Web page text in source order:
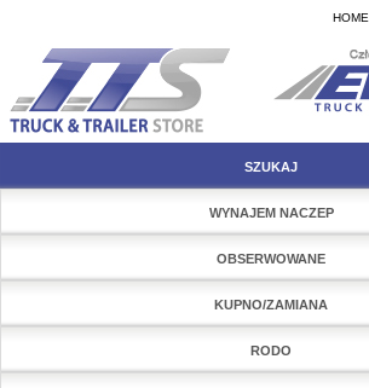
HOME
SZUKAJ
WYNAJEM NACZEP
OBSERWOWANE
KUPNO/ZAMIANA
RODO